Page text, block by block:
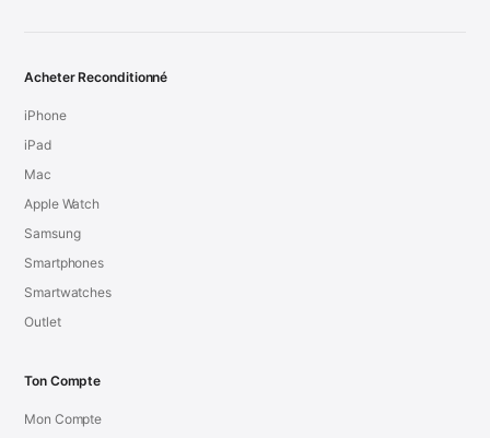
Acheter Reconditionné
iPhone
iPad
Mac
Apple Watch
Samsung
Smartphones
Smartwatches
Outlet
Ton Compte
Mon Compte